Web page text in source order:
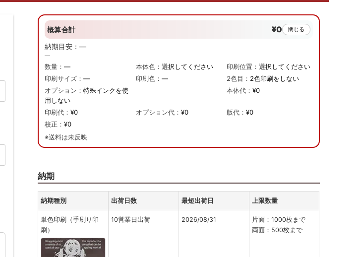
概算合計 ¥0 閉じる
納期目安：—
—
数量：— 本体色： 選択してください 印刷位置：選択してください
印刷サイズ：— 印刷色： — 2色目： 2色印刷をしない
オプション：特殊インクを使
用しない
本体代：¥0
印刷代：¥0 オプション代： ¥0 版代：¥0
校正：¥0
※送料は未反映
納期
納期種別 出荷日数 最短出荷日 上限数量
単色印刷（手刷り印
刷）
10営業日出荷 2026/08/31
片面：1000枚まで
両面：500枚まで